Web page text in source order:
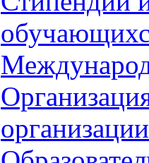
организации